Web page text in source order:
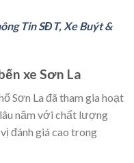
Tin SĐT, Xe Buýt &
xe Sơn La
Sơn La đã tham gia hoạt
năm với chất lượng
đánh giá cao trong